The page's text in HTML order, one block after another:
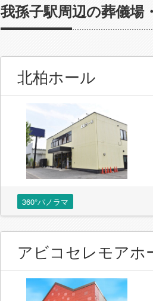
我孫子駅周辺の葬儀場
北柏ホール
360°パノラマ
アビコセレモアホ